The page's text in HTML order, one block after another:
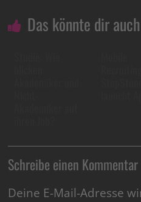
Das könnte dir
Schreibe einen Kommentar
Deine E-Mail-Adresse